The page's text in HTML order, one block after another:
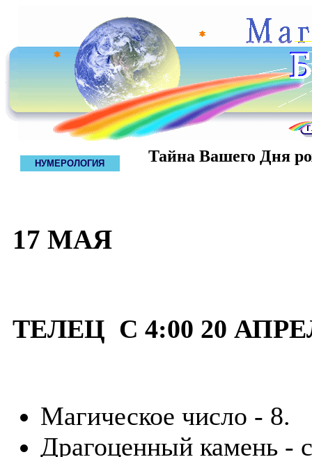
НУМЕРОЛОГИЯ Тайна Вашего Дня
17 МАЯ
ТЕЛЕЦ С 4:00 20
Магическое число - 8.
Драгоценный камень -